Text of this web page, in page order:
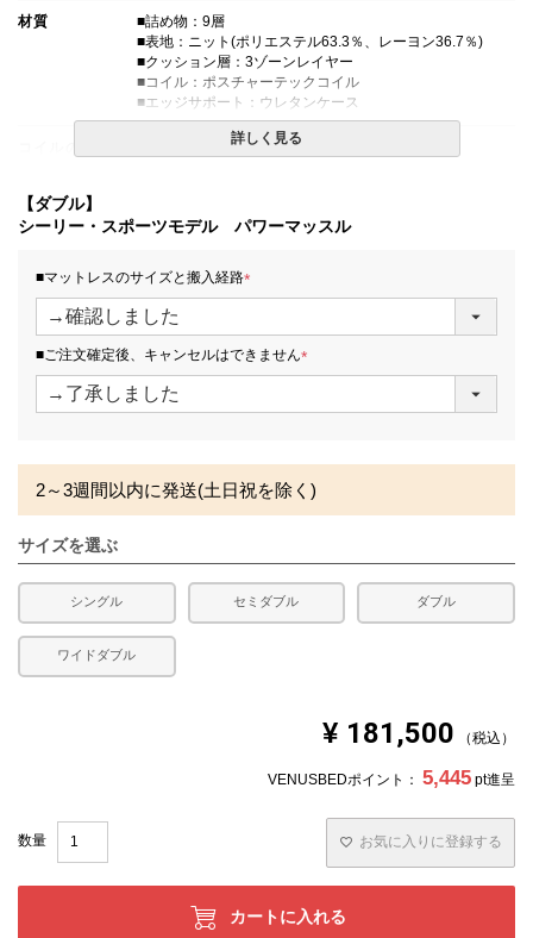
材質
■詰め物：9層
■表地：ニット(ポリエステル63.3％、レーヨン36.7％)
■クッション層：3ゾーンレイヤー
■コイル：ポスチャーテックコイル
■エッジサポート：ウレタンケース
ポスチャーテックコイル
生産国
詳しく見る
【ダブル】
シーリー・スポーツモデル パワーマッスル
■マットレスのサイズと搬入経路
(
)
■ご注文確定後、キャンセルはできません
(
2～3週間以内に発送(土日祝を除く)
サイズを選ぶ
シングル セミダブル ダブル
ワイドダブル
¥ 181,500 税込
VENUSBEDポイント： 5,445 pt進呈
お気に入りに登録する
カートに入れる